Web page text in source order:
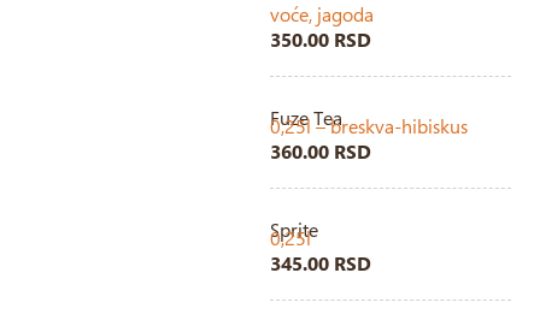
voće, jagoda
350.00 RSD
Fuze Tea
0,25l – breskva-hibiskus
360.00 RSD
Sprite
0,25l
345.00 RSD